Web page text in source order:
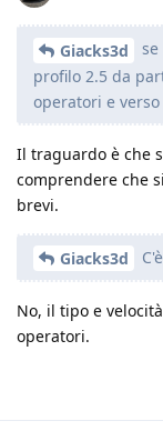
Giacks3d
profilo 2.5 da
operatori e
Il traguardo è che
comprendere che
brevi.
Giacks3d
No, il tipo e
operatori.